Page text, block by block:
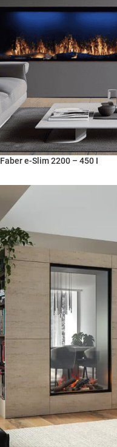
Faber e-Slim 2200 – 450 I